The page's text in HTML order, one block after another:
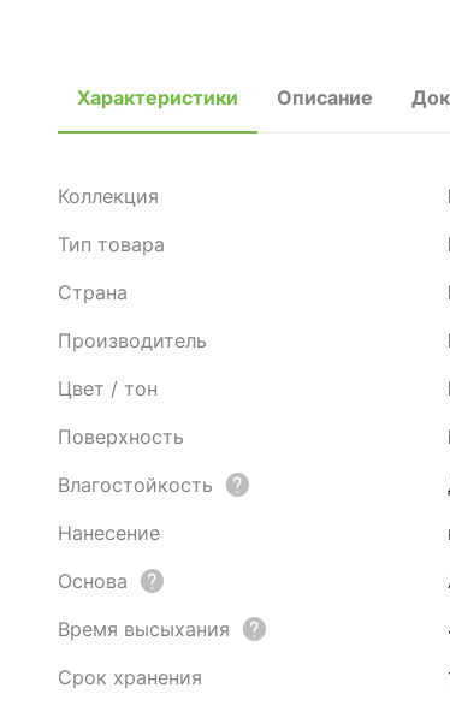
Характеристики Описание
Коллекция
Тип товара
Страна
Производитель
Цвет / тон
Поверхность
Влагостойкость
Нанесение
Основа
Время высыхания
Срок хранения